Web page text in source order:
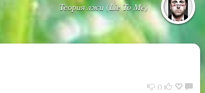
Теория лжи (Lie To Me)
0